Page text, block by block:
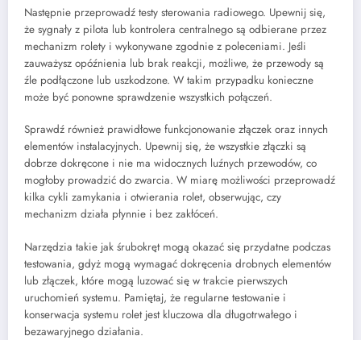
Następnie przeprowadź testy sterowania radiowego. Upewnij się,
że sygnały z pilota lub kontrolera centralnego są odbierane przez
mechanizm rolety i wykonywane zgodnie z poleceniami. Jeśli
zauważysz opóźnienia lub brak reakcji, możliwe, że przewody są
źle podłączone lub uszkodzone. W takim przypadku konieczne
może być ponowne sprawdzenie wszystkich połączeń.
Sprawdź również prawidłowe funkcjonowanie złączek oraz innych
elementów instalacyjnych. Upewnij się, że wszystkie złączki są
dobrze dokręcone i nie ma widocznych luźnych przewodów, co
mogłoby prowadzić do zwarcia. W miarę możliwości przeprowadź
kilka cykli zamykania i otwierania rolet, obserwując, czy
mechanizm działa płynnie i bez zakłóceń.
Narzędzia takie jak śrubokręt mogą okazać się przydatne podczas
testowania, gdyż mogą wymagać dokręcenia drobnych elementów
lub złączek, które mogą luzować się w trakcie pierwszych
uruchomień systemu. Pamiętaj, że regularne testowanie i
konserwacja systemu rolet jest kluczowa dla długotrwałego i
bezawaryjnego działania.